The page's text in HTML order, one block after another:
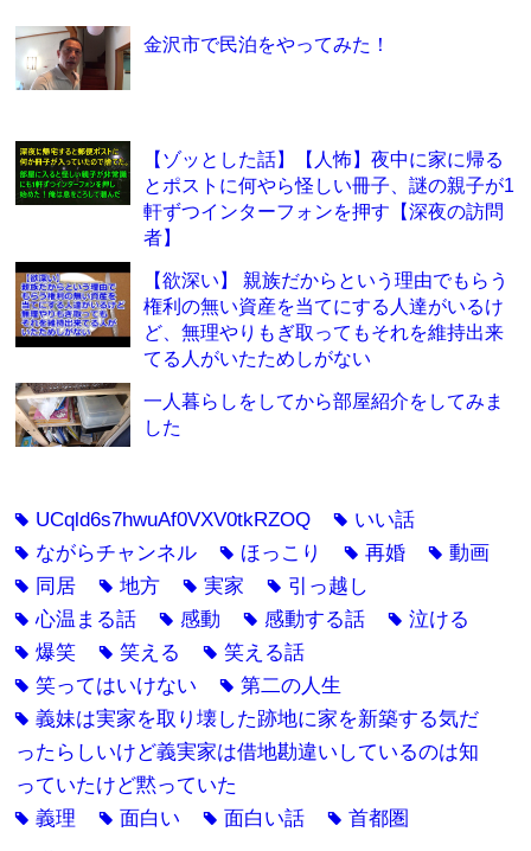
金沢市で民泊をやってみた！
【ゾッとした話】【人怖】夜中に家に帰る
とポストに何やら怪しい冊子、謎の親子が1
軒ずつインターフォンを押す【深夜の訪問
者】
【欲深い】 親族だからという理由でもらう
権利の無い資産を当てにする人達がいるけ
ど、無理やりもぎ取ってもそれを維持出来
てる人がいたためしがない
一人暮らしをしてから部屋紹介をしてみま
した
tag UCqld6s7hwuAf0VXV0tkRZOQ tag いい話
tag ながらチャンネル tag ほっこり tag再婚 tag動画
tag 同居 tag地方 tag実家 tag 引っ越し
tag心温まる話 tag感動 tag感動する話 tag泣ける
tag爆笑 tag笑える tag笑える話
tag笑ってはいけない tag第二の人生
tag義妹は実家を取り壊した跡地に家を新築する気だ
ったらしいけど義実家は借地勘違いしているのは知
っていたけど黙っていた
tag義理 tag 面白い tag 面白い話 tag首都圏